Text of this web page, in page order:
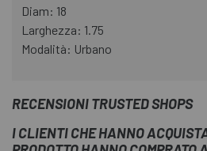
Diam: 18
Larghezza: 1.75
Modalità: Urbano
RECENSIONI TRUSTED SHOPS
I CLIENTI CHE HANNO